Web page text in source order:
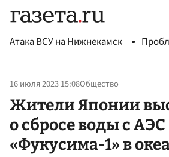
Атака ВСУ на Нижнекамск
16 июля 2023 15:08Общество
Жители Японии
о сбросе воды с АЭС
«Фукусима-1» в